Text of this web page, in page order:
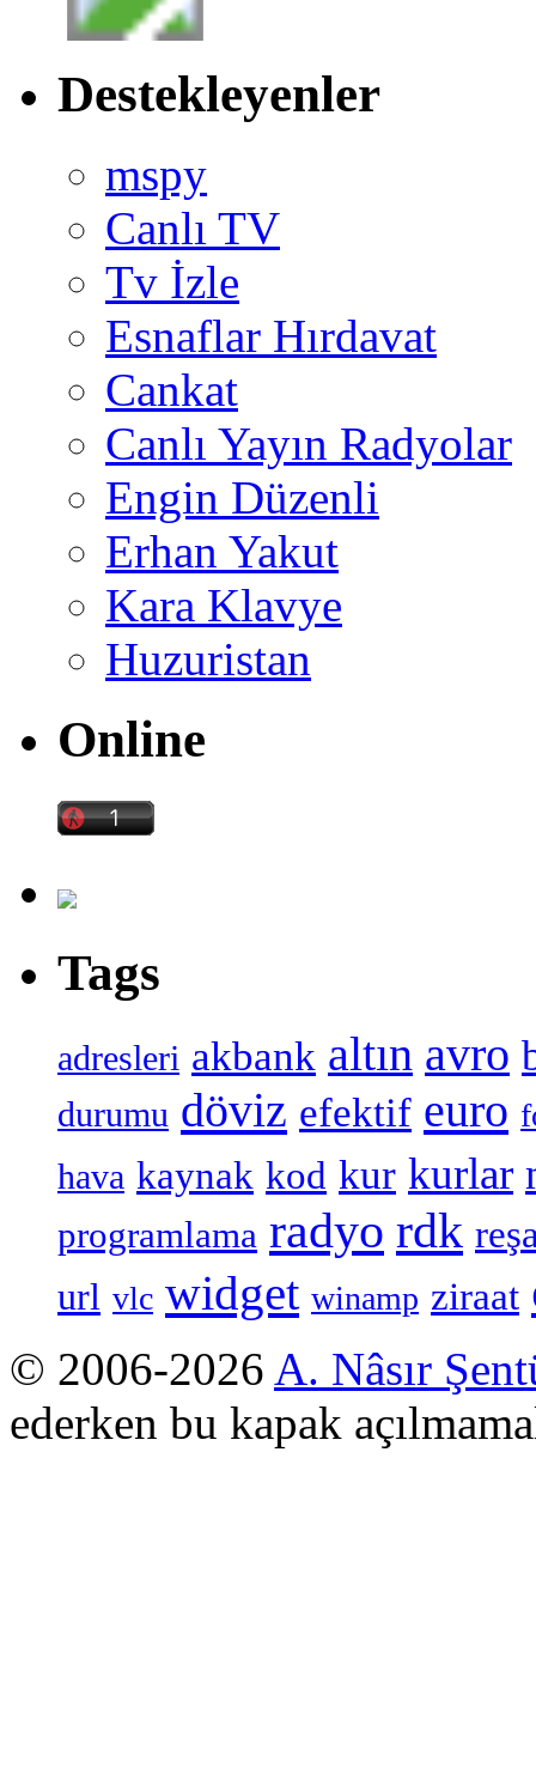
Destekleyenler
mspy
Canlı TV
Tv İzle
Esnaflar Hırdavat
Cankat
Canlı Yayın Radyolar
Engin Düzenli
Erhan Yakut
Kara Klavye
Huzuristan
Online
Tags
adresleri akbank altın avro
durumu döviz efektif euro
hava kaynak kod kur kurlar
programlama radyo rdk
url vlc widget winamp ziraat
© 2006-2026 A. Nâsır
ederken bu kapak